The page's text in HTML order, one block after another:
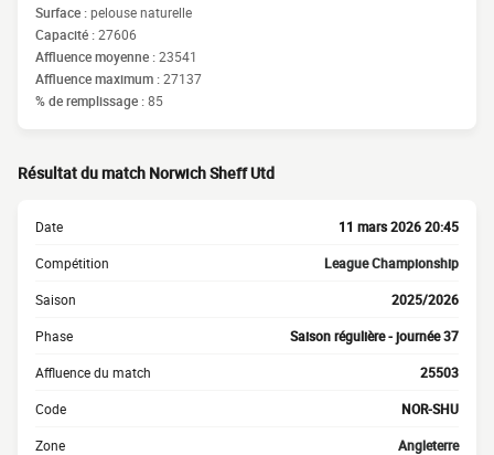
Surface :pelouse naturelle
Capacité :27606
Affluence moyenne :23541
Affluence maximum :27137
% de remplissage :85
Résultat du match Norwich Sheff Utd
Date 11 mars 2026 20:45
Compétition League Championship
Saison 2025/2026
Phase Saison régulière - journée 37
Affluence du match 25503
Code NOR-SHU
Zone Angleterre